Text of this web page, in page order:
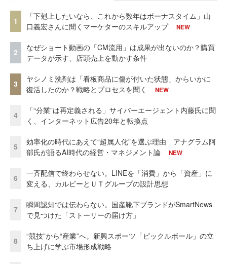
1
「下剋上したいなら、これから数年はボーナスタイム」山
口義宏さんに聞くマーケターのスキルアップ
NEW
2
なぜショート動画の「CM流用」は成果が出ないのか？購買
データが示す、店頭売上を動かす条件
3
ヤシノミ洗剤は「看板商品に傷が付いた状態」からいかに
復活したのか？戦略とプロセスを聞く
NEW
4
「“分業”は再定義される」サイバーエージェント内藤氏に聞
く、インターネット広告20年と転換点
5
効率化の時代にあえて“超属人化”を選ぶ理由 アナグラム阿
部氏が語るAI時代の経営・マネジメント論
NEW
6
一斉配信で終わらせない。LINEを「消費」から「資産」に
変える、カルビーとＵＴグループの設計思想
7
瞬間認知では伝わらない。国産靴下ブランドがSmartNews
で見つけた「ストーリーの届け方」
8
“競技”から“産業”へ。新興スポーツ「ピックルボール」の立
ち上げに学ぶ市場形成戦略